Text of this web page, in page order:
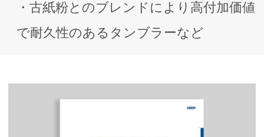
・古紙粉とのブレンドにより⾼付加価値
で耐久性のあるタンブラーなど